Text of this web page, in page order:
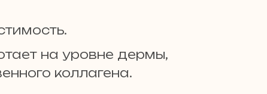
на уровне дермы,
коллагена.